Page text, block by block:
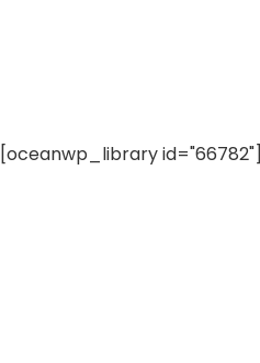
[oceanwp_library id="66782"]